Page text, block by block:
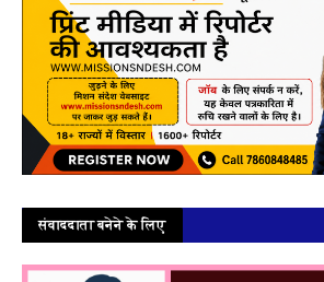
संवाददाता बनेने के लिए